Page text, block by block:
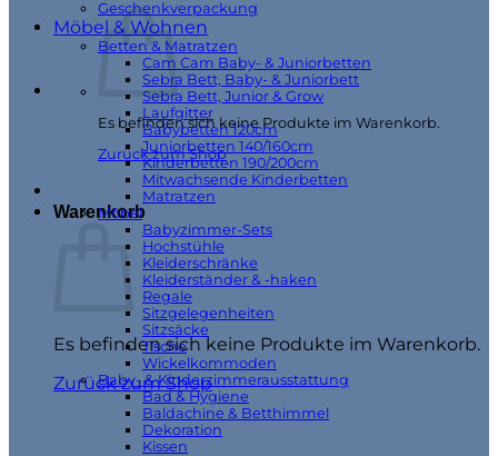
Es befinden sich keine Produkte im Warenkorb.
Zurück zum Shop
Warenkorb
Es befinden sich keine Produkte im Warenkorb.
Zurück zum Shop
Geschenkverpackung
Möbel & Wohnen
Betten & Matratzen
Cam Cam Baby- & Juniorbetten
Sebra Bett, Baby- & Juniorbett
Sebra Bett, Junior & Grow
Laufgitter
Babybetten 120cm
Juniorbetten 140/160cm
Kinderbetten 190/200cm
Mitwachsende Kinderbetten
Matratzen
Möbel
Babyzimmer-Sets
Hochstühle
Kleiderschränke
Kleiderständer & -haken
Regale
Sitzgelegenheiten
Sitzsäcke
Tische
Wickelkommoden
Baby- & Kinderzimmerausstattung
Bad & Hygiene
Baldachine & Betthimmel
Dekoration
Kissen